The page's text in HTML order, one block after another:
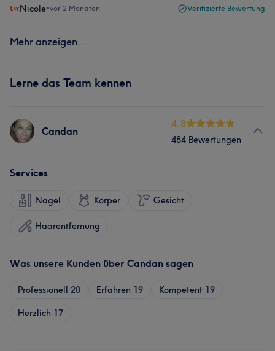
Nicole•vor 2 Monaten Verifizierte Bewertung
Mehr anzeigen...
Lerne das Team kennen
Candan
4.8
484 Bewertungen
Services
Nägel Körper Gesicht
Haarentfernung
Was unsere Kunden über Candan sagen
Professionell 20 Erfahren 19 Kompetent 19
Herzlich 17